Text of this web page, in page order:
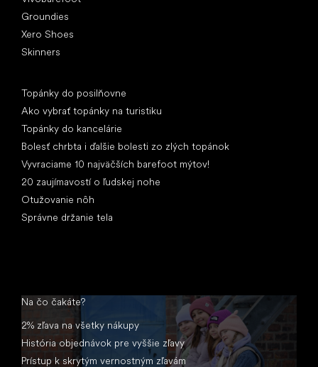
Groundies
Xero Shoes
Skinners
Topánky do posilňovne
Ako vybrať topánky na turistiku
Topánky do kancelárie
Bolesť chrbta i ďalšie bolesti zo zlých topánok
Vyvraciame 10 najväčších barefoot mýtov!
20 zaujímavostí o ľudskej nohe
Otužovanie nôh
Správne držanie tela
Na čo čakáte?
2% zľava na všetky nákupy
História objednávok pre vyššie zľavy
Prístup k skrytým vernostným zľavám